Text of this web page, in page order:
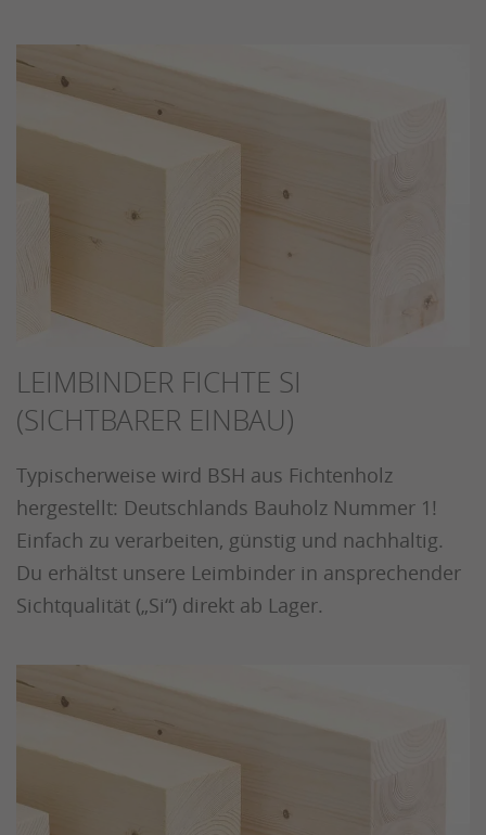
LEIMBINDER FICHTE SI
(SICHTBARER EINBAU)
Typischerweise wird BSH aus Fichtenholz
hergestellt: Deutschlands Bauholz Nummer 1!
Einfach zu verarbeiten, günstig und nachhaltig.
Du erhältst unsere Leimbinder in ansprechender
Sichtqualität („Si“) direkt ab Lager.